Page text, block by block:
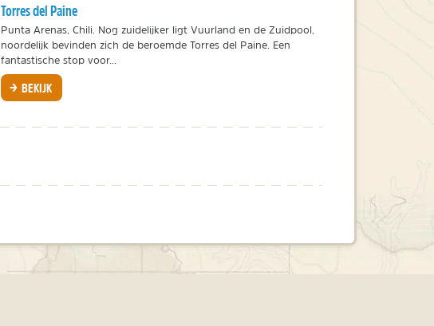
Torres del Paine
Punta Arenas, Chili. Nog zuidelijker ligt Vuurland en de Zuidpool,
noordelijk bevinden zich de beroemde Torres del Paine. Een
fantastische stop voor...
BEKIJK